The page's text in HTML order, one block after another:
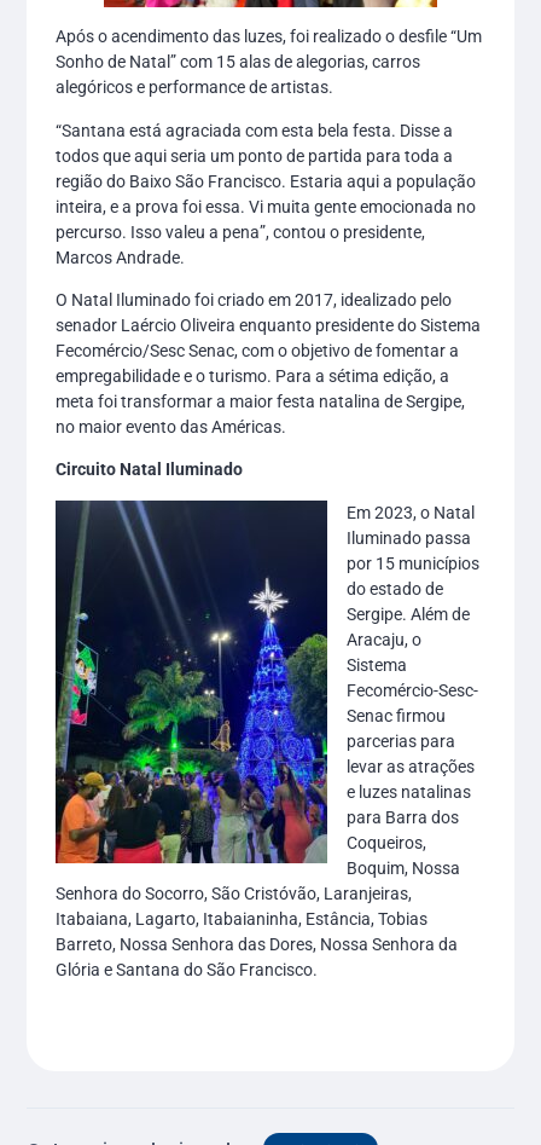
Após o acendimento das luzes, foi realizado o desfile “Um
Sonho de Natal” com 15 alas de alegorias, carros
alegóricos e performance de artistas.
“Santana está agraciada com esta bela festa. Disse a
todos que aqui seria um ponto de partida para toda a
região do Baixo São Francisco. Estaria aqui a população
inteira, e a prova foi essa. Vi muita gente emocionada no
percurso. Isso valeu a pena”, contou o presidente,
Marcos Andrade.
O Natal Iluminado foi criado em 2017, idealizado pelo
senador Laércio Oliveira enquanto presidente do Sistema
Fecomércio/Sesc Senac, com o objetivo de fomentar a
empregabilidade e o turismo. Para a sétima edição, a
meta foi transformar a maior festa natalina de Sergipe,
no maior evento das Américas.
Circuito Natal Iluminado
Em 2023, o Natal
Iluminado passa
por 15 municípios
do estado de
Sergipe. Além de
Aracaju, o
Sistema
Fecomércio-Sesc-
Senac firmou
parcerias para
levar as atrações
e luzes natalinas
para Barra dos
Coqueiros,
Boquim, Nossa
Senhora do Socorro, São Cristóvão, Laranjeiras,
Itabaiana, Lagarto, Itabaianinha, Estância, Tobias
Barreto, Nossa Senhora das Dores, Nossa Senhora da
Glória e Santana do São Francisco.